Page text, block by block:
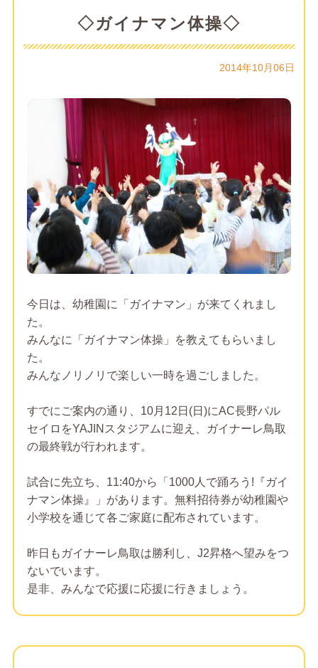
◇ガイナマン体操◇
2014年10月06日
今日は、幼稚園に「ガイナマン」が来てくれまし
た。
みんなに「ガイナマン体操」を教えてもらいまし
た。
みんなノリノリで楽しい一時を過ごしました。
すでにご案内の通り、10月12日(日)にAC長野パル
セイロをYAJINスタジアムに迎え、ガイナーレ鳥取
の最終戦が行われます。
試合に先立ち、11:40から「1000人で踊ろう!『ガイ
ナマン体操』」があります。無料招待券が幼稚園や
小学校を通じて各ご家庭に配布されています。
昨日もガイナーレ鳥取は勝利し、J2昇格へ望みをつ
ないでいます。
是非、みんなで応援に応援に行きましょう。